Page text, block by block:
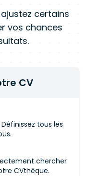
certains
vos chances
CV
tous les
chercher
CVthèque.